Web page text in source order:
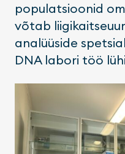
populatsioonid
võtab
analüüside
DNA labori töö